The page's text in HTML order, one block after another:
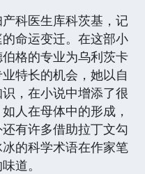
科医生库科茨基，记
命运变迁。在这部小
格的专业为乌利茨卡
特长的机会，她以自
，在小说中增添了很
人在母体中的形成，
有许多借助拉丁文勾
的科学术语在作家笔
道。